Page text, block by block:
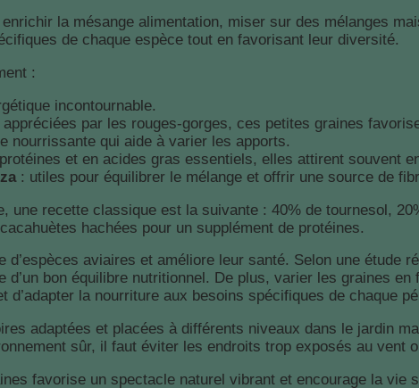
la mésange alimentation, miser sur des mélanges
de chaque espèce tout en favorisant leur diversité.
:
incontournable.
par les rouges-gorges, ces petites graines
nourrissante qui aide à varier les apports.
et en acides gras essentiels, elles attirent souvent
: utiles pour équilibrer le mélange et offrir une source de
une recette classique est la suivante : 40% de tournesol,
hachées pour un supplément de protéines.
aviaires et améliore leur santé. Selon une étude
d’un bon équilibre nutritionnel. De plus, varier les graines
d’adapter la nourriture aux besoins spécifiques de chaque
adaptées et placées à différents niveaux dans le jardin
sûr, il faut éviter les endroits trop exposés au vent
favorise un spectacle naturel vibrant et encourage la